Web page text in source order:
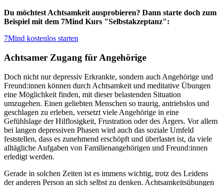
Du möchtest Achtsamkeit ausprobieren? Dann starte doch zum
Beispiel mit dem 7Mind Kurs "Selbstakzeptanz":
7Mind kostenlos starten
Achtsamer Zugang für Angehörige
Doch nicht nur depressiv Erkrankte, sondern auch Angehörige und
Freund:innen können durch Achtsamkeit und meditative Übungen
eine Möglichkeit finden, mit dieser belastenden Situation
umzugehen. Einen geliebten Menschen so traurig, antriebslos und
geschlagen zu erleben, versetzt viele Angehörige in eine
Gefühlslage der Hilflosigkeit, Frustration oder des Ärgers. Vor allem
bei langen depressiven Phasen wird auch das soziale Umfeld
feststellen, dass es zunehmend erschöpft und überlastet ist, da viele
alltägliche Aufgaben von Familienangehörigen und Freund:innen
erledigt werden.
Gerade in solchen Zeiten ist es immens wichtig, trotz des Leidens
der anderen Person an sich selbst zu denken. Achtsamkeitsübungen